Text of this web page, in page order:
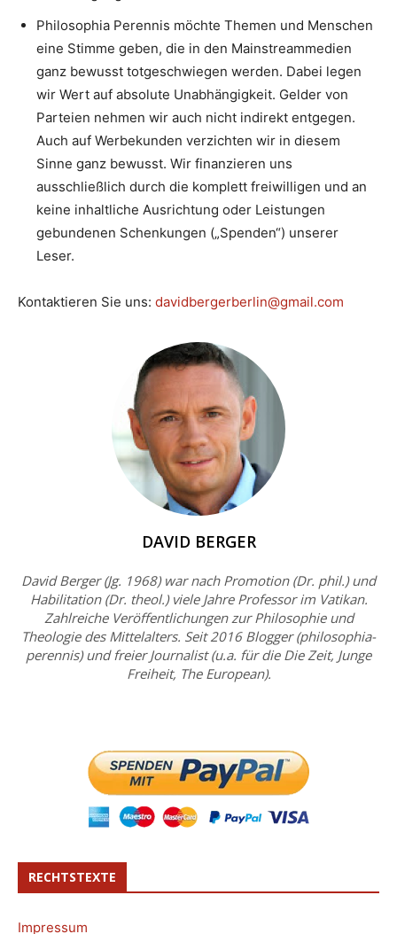
Philosophia Perennis möchte Themen und Menschen
eine Stimme geben, die in den Mainstreammedien
ganz bewusst totgeschwiegen werden. Dabei legen
wir Wert auf absolute Unabhängigkeit. Gelder von
Parteien nehmen wir auch nicht indirekt entgegen.
Auch auf Werbekunden verzichten wir in diesem
Sinne ganz bewusst. Wir finanzieren uns
ausschließlich durch die komplett freiwilligen und an
keine inhaltliche Ausrichtung oder Leistungen
gebundenen Schenkungen („Spenden“) unserer
Leser.
Kontaktieren Sie uns: davidbergerberlin@gmail.com
DAVID BERGER
David Berger (Jg. 1968) war nach Promotion (Dr. phil.) und
Habilitation (Dr. theol.) viele Jahre Professor im Vatikan.
Zahlreiche Veröffentlichungen zur Philosophie und
Theologie des Mittelalters. Seit 2016 Blogger (philosophia-
perennis) und freier Journalist (u.a. für die Die Zeit, Junge
Freiheit, The European).
RECHTSTEXTE
Impressum